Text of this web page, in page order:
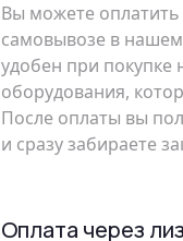
Вы можете
самовывозе в
удобен при покупке
оборудования,
После оплаты вы
и сразу забираете
Оплата через